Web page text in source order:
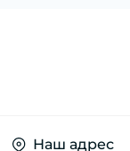
Наш адрес